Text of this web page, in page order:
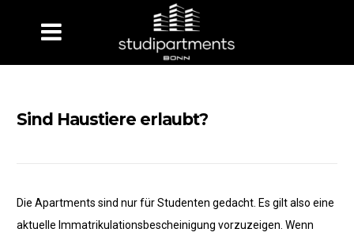
Sind Haustiere erlaubt?
Die Apartments sind nur für Studenten gedacht. Es gilt also eine
aktuelle Immatrikulationsbescheinigung vorzuzeigen. Wenn